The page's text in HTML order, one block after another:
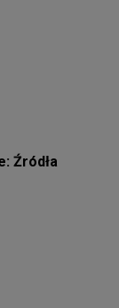
Źródła